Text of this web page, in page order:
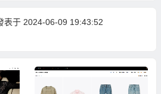
表于 2024-06-09 19:43:52